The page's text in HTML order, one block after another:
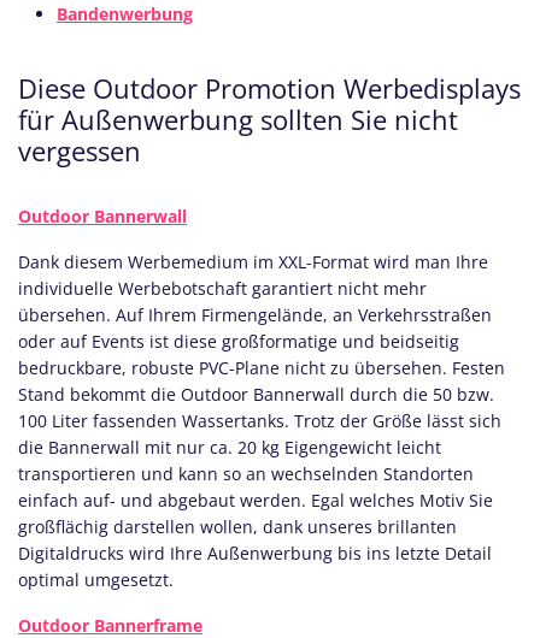
Bandenwerbung
Diese Outdoor Promotion Werbedisplays
für Außenwerbung sollten Sie nicht
vergessen
Outdoor Bannerwall
Dank diesem Werbemedium im XXL-Format wird man Ihre
individuelle Werbebotschaft garantiert nicht mehr
übersehen. Auf Ihrem Firmengelände, an Verkehrsstraßen
oder auf Events ist diese großformatige und beidseitig
bedruckbare, robuste PVC-Plane nicht zu übersehen. Festen
Stand bekommt die Outdoor Bannerwall durch die 50 bzw.
100 Liter fassenden Wassertanks. Trotz der Größe lässt sich
die Bannerwall mit nur ca. 20 kg Eigengewicht leicht
transportieren und kann so an wechselnden Standorten
einfach auf- und abgebaut werden. Egal welches Motiv Sie
großflächig darstellen wollen, dank unseres brillanten
Digitaldrucks wird Ihre Außenwerbung bis ins letzte Detail
optimal umgesetzt.
Outdoor Bannerframe